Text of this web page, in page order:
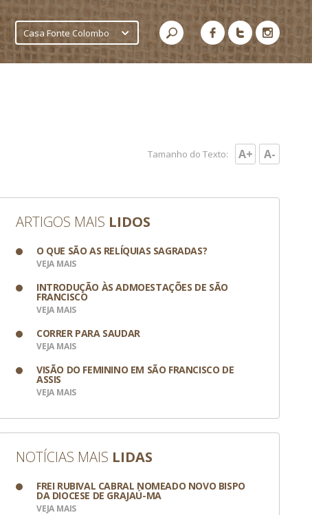
Casa Fonte Colombo
Tamanho do Texto: A+ A-
ARTIGOS MAIS LIDOS
O QUE SÃO AS RELÍQUIAS SAGRADAS?
VEJA MAIS
INTRODUÇÃO ÀS ADMOESTAÇÕES DE SÃO
FRANCISCO
VEJA MAIS
CORRER PARA SAUDAR
VEJA MAIS
VISÃO DO FEMININO EM SÃO FRANCISCO DE
ASSIS
VEJA MAIS
NOTÍCIAS MAIS LIDAS
FREI RUBIVAL CABRAL NOMEADO NOVO BISPO
DA DIOCESE DE GRAJAÚ-MA
VEJA MAIS